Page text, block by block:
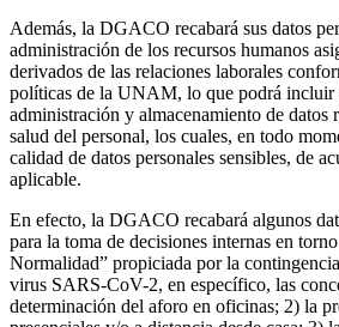
Además, la DGACO recabará sus datos
administración de los recursos humanos
derivados de las relaciones laborales
políticas de la UNAM, lo que podrá incluir
administración y almacenamiento de datos
salud del personal, los cuales, en todo
calidad de datos personales sensibles, de
aplicable.
En efecto, la DGACO recabará algunos
para la toma de decisiones internas en
Normalidad” propiciada por la
virus SARS-CoV-2, en específico, las
determinación del aforo en oficinas; 2) la